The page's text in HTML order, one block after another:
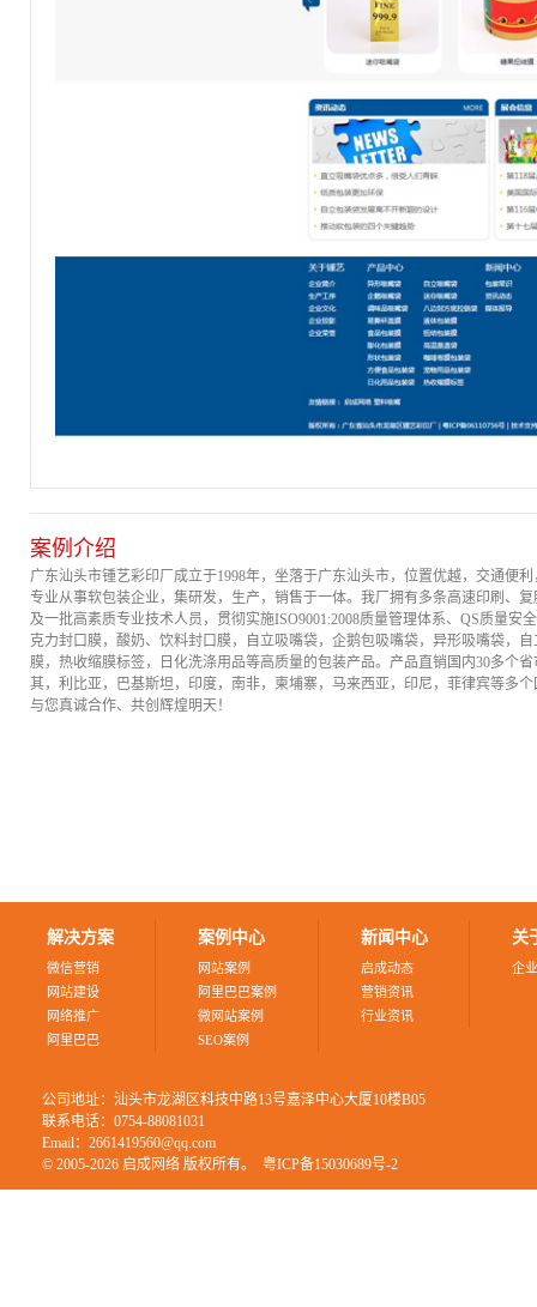
案例介绍
广东汕头市锺艺彩印厂成立于1998年，坐落于广东汕头市，位置优越，交通便
专业从事软包装企业，集研发，生产，销售于一体。我厂拥有多条高速印刷、
及一批高素质专业技术人员，贯彻实施ISO9001:2008质量管理体系、QS质量安
克力封口膜，酸奶、饮料封口膜，自立吸嘴袋，企鹅包吸嘴袋，异形吸嘴袋，
膜，热收缩膜标签，日化洗涤用品等高质量的包装产品。产品直销国内30多个
其，利比亚，巴基斯坦，印度，南非，柬埔寨，马来西亚，印尼，菲律宾等多
与您真诚合作、共创辉煌明天！
解决方案
微信营销
网站建设
网络推广
阿里巴巴
案例中心
网站案例
阿里巴巴案例
微网站案例
SEO案例
新闻中心
启成动态
营销资讯
行业资讯
关
企
公司地址：汕头市龙湖区科技中路13号嘉泽中心大厦10楼B05
联系电话：0754-88081031
Email：2661419560@qq.com
© 2005-2026 启成网络 版权所有。 粤ICP备15030689号-2